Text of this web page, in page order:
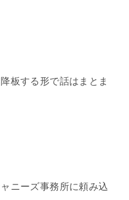
板する形で話はまとま
ニーズ事務所に頼み込